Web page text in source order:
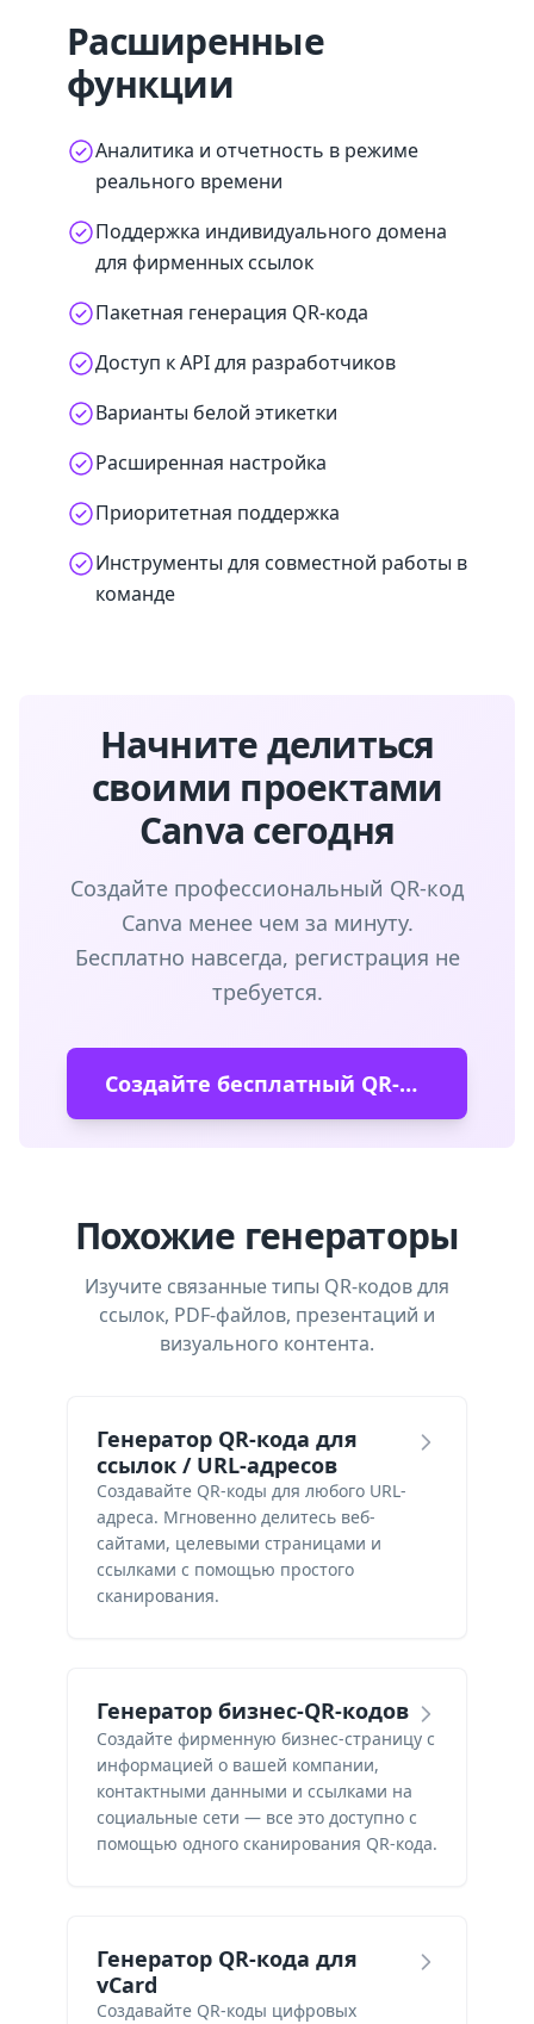
Расширенные
функции
Аналитика и отчетность в режиме
реального времени
Поддержка индивидуального домена
для фирменных ссылок
Пакетная генерация QR-кода
Доступ к API для разработчиков
Варианты белой этикетки
Расширенная настройка
Приоритетная поддержка
Инструменты для совместной работы в
команде
Начните делиться
своими проектами
Canva сегодня
Создайте профессиональный QR-код
Canva менее чем за минуту.
Бесплатно навсегда, регистрация не
требуется.
Создайте бесплатный QR-код
Похожие генераторы
Изучите связанные типы QR-кодов для
ссылок, PDF-файлов, презентаций и
визуального контента.
Генератор QR-кода для
ссылок / URL-адресов
Создавайте QR-коды для любого URL-
адреса. Мгновенно делитесь веб-
сайтами, целевыми страницами и
ссылками с помощью простого
сканирования.
Генератор бизнес-QR-кодов
Создайте фирменную бизнес-страницу с
информацией о вашей компании,
контактными данными и ссылками на
социальные сети — все это доступно с
помощью одного сканирования QR-кода.
Генератор QR-кода для
vCard
Создавайте QR-коды цифровых